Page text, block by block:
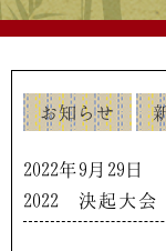
お知らせ
2022年9月29日
2022 決起大会